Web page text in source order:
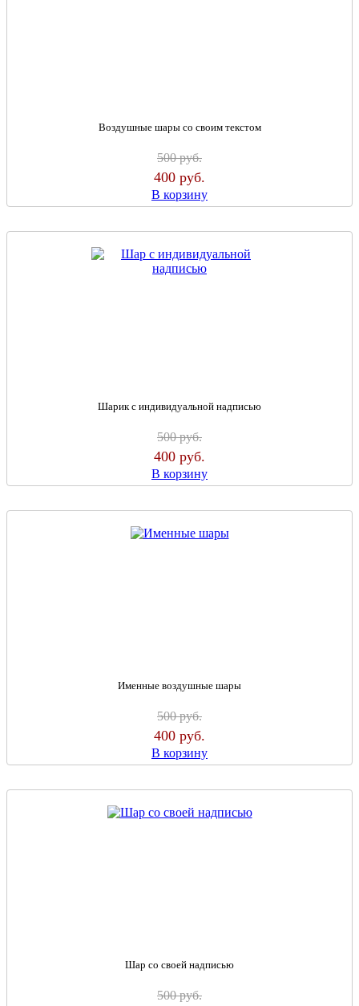
Воздушные шары со своим текстом
500руб.
400 руб.
В корзину
Шарик с индивидуальной надписью
500руб.
400 руб.
В корзину
Именные воздушные шары
500руб.
400 руб.
В корзину
Шар со своей надписью
500руб.